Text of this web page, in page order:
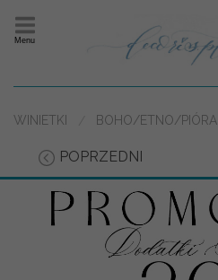
Menu
WINIETKI BOHO/ETNO/PIÓRA
POPRZEDNI